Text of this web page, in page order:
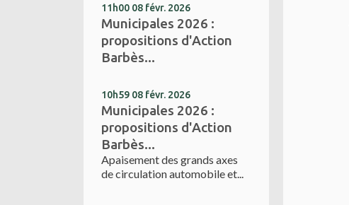
11h00 08 févr. 2026
Municipales 2026 :
propositions d'Action
Barbès...
10h59 08 févr. 2026
Municipales 2026 :
propositions d'Action
Barbès...
Apaisement des grands axes
de circulation automobile et...